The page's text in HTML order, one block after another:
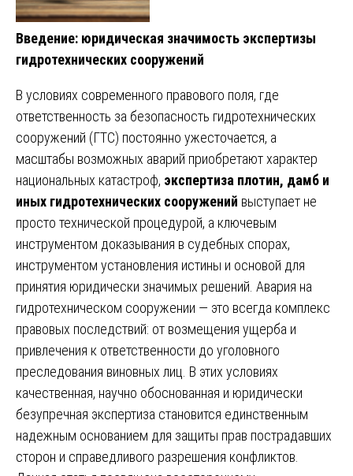
Введение: юридическая значимость экспертизы
гидротехнических сооружений
В условиях современного правового поля, где
ответственность за безопасность гидротехнических
сооружений (ГТС) постоянно ужесточается, а
масштабы возможных аварий приобретают характер
национальных катастроф, экспертиза плотин, дамб и
иных гидротехнических сооружений выступает не
просто технической процедурой, а ключевым
инструментом доказывания в судебных спорах,
инструментом установления истины и основой для
принятия юридически значимых решений. Авария на
гидротехническом сооружении — это всегда комплекс
правовых последствий: от возмещения ущерба и
привлечения к ответственности до уголовного
преследования виновных лиц. В этих условиях
качественная, научно обоснованная и юридически
безупречная экспертиза становится единственным
надежным основанием для защиты прав пострадавших
сторон и справедливого разрешения конфликтов.